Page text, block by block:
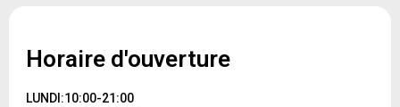
Horaire d'ouverture
LUNDI:10:00-21:00